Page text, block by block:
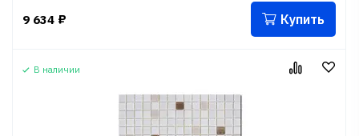
9 634 ₽ Купить
В наличии